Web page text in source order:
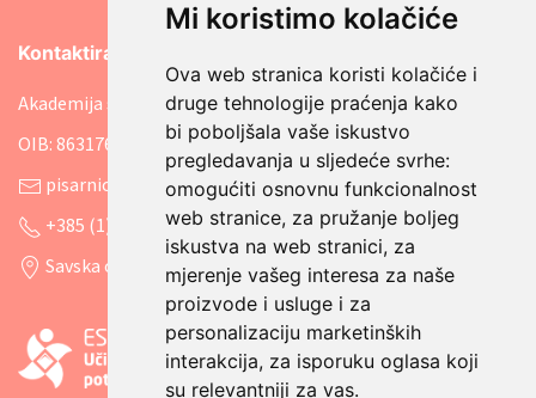
Mi koristimo kolačiće
Ova web stranica koristi kolačiće i
druge tehnologije praćenja kako
bi poboljšala vaše iskustvo
pregledavanja u sljedeće svrhe:
omogućiti osnovnu funkcionalnost
web stranice, za pružanje boljeg
iskustva na web stranici, za
mjerenje vašeg interesa za naše
proizvode i usluge i za
personalizaciju marketinških
interakcija, za isporuku oglasa koji
su relevantniji za vas.
Kontaktirajte nas
Akademija socijalne skrbi
OIB: 86317641207
pisarnica@asosk.hr
+385 (1) 8888 542
Savska cesta 106, 10000 Zagreb